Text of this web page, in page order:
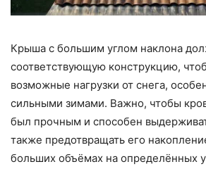
Крыша с большим углом наклона
соответствующую конструкцию,
возможные нагрузки от снега,
сильными зимами. Важно, чтобы
был прочным и способен
также предотвращать его
больших объёмах на определённых